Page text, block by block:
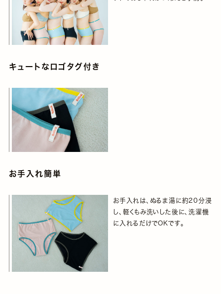
キュートなロゴタグ付き
お手入れ簡単
お手入れは、ぬるま湯に約20分浸
し、軽くもみ洗いした後に、洗濯機
に入れるだけでOKです。